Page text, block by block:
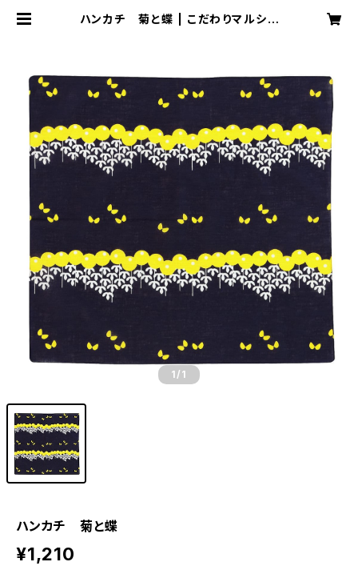
ハンカチ 菊と蝶 | こだわりマルシェ
1 /1
ハンカチ 菊と蝶
¥1,210